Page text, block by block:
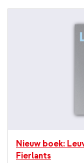
Nieuw boek:
Fierlants